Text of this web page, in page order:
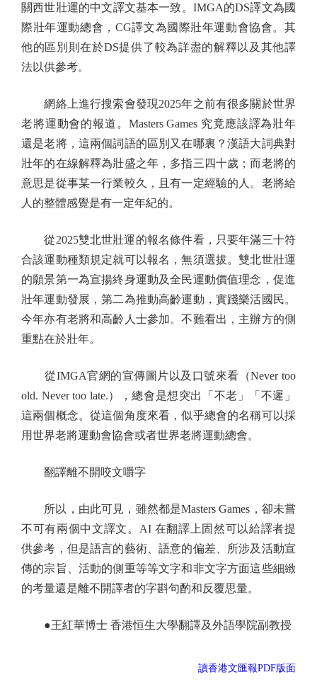
關西世壯運的中文譯文基本一致。IMGA的DS譯文為國
際壯年運動總會，CG譯文為國際壯年運動會協會。其
他的區別則在於DS提供了較為詳盡的解釋以及其他譯
法以供參考。
網絡上進行搜索會發現2025年之前有很多關於世界
老將運動會的報道。Masters Games 究竟應該譯為壯年
還是老將，這兩個詞語的區別又在哪裏？漢語大詞典對
壯年的在線解釋為壯盛之年，多指三四十歲；而老將的
意思是從事某一行業較久，且有一定經驗的人。老將給
人的整體感覺是有一定年紀的。
從2025雙北世壯運的報名條件看，只要年滿三十符
合該運動種類規定就可以報名，無須選拔。雙北世壯運
的願景第一為宣揚終身運動及全民運動價值理念，促進
壯年運動發展，第二為推動高齡運動，實踐樂活國民。
今年亦有老將和高齡人士參加。不難看出，主辦方的側
重點在於壯年。
從IMGA官網的宣傳圖片以及口號來看（Never too
old. Never too late.），總會是想突出「不老」「不遲」
這兩個概念。從這個角度來看，似乎總會的名稱可以採
用世界老將運動會協會或者世界老將運動總會。
翻譯離不開咬文嚼字
所以，由此可見，雖然都是Masters Games，卻未嘗
不可有兩個中文譯文。AI 在翻譯上固然可以給譯者提
供參考，但是語言的藝術、語意的偏差、所涉及活動宣
傳的宗旨、活動的側重等等文字和非文字方面這些細緻
的考量還是離不開譯者的字斟句酌和反覆思量。
●王紅華博士 香港恒生大學翻譯及外語學院副教授
讀香港文匯報PDF版面